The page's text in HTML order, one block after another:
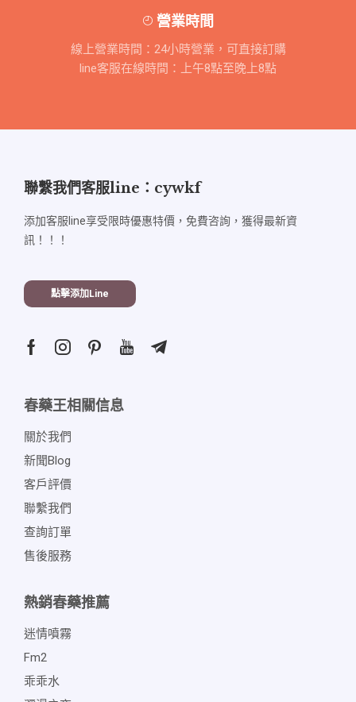
營業時間
線上營業時間：24小時營業，可直接訂購
line客服在線時間：上午8點至晚上8點
聯繫我們客服line：cywkf
添加客服line享受限時優惠特價，免費咨詢，獲得最新資
訊！！！
點擊添加line
春藥王相關信息
關於我們
新聞blog
客戶評價
聯繫我們
查詢訂單
售後服務
熱銷春藥推薦
迷情噴霧
Fm2
乖乖水